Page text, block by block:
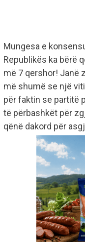
Mungesa e
Republikës ka bërë
më 7 qershor! Janë
më shumë se një
për faktin se partitë
të përbashkët për
qënë dakord për